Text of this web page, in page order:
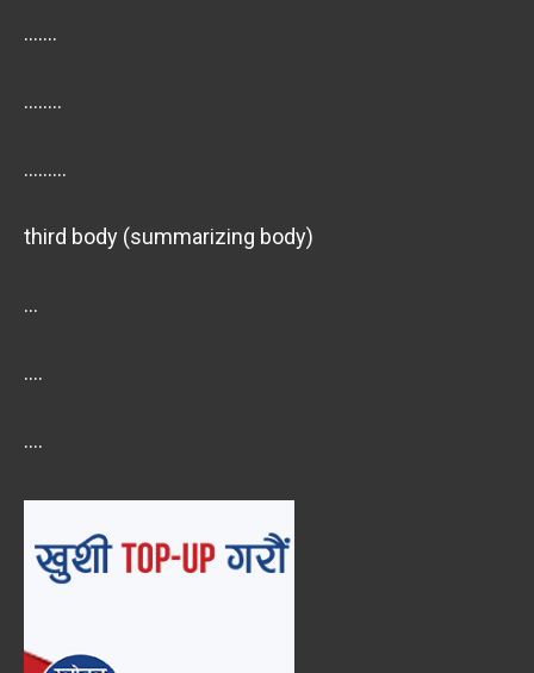
…….
……..
………
third body (summarizing body)
…
….
….